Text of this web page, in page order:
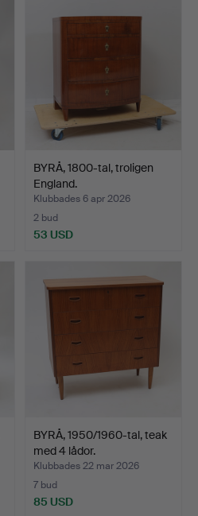
BYRÅ, 1800-tal, troligen
England.
Klubbades 6 apr 2026
2 bud
53 USD
BYRÅ, 1950/1960-tal, teak
med 4 lådor.
Klubbades 22 mar 2026
7 bud
85 USD